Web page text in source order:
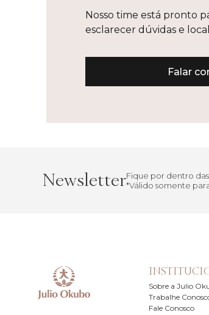
Nosso time está pronto
esclarecer dúvidas e
Falar
NewsletterFique por dentro
*Válido somente
Sobre a Julio
Trabalhe
Fale Conosco